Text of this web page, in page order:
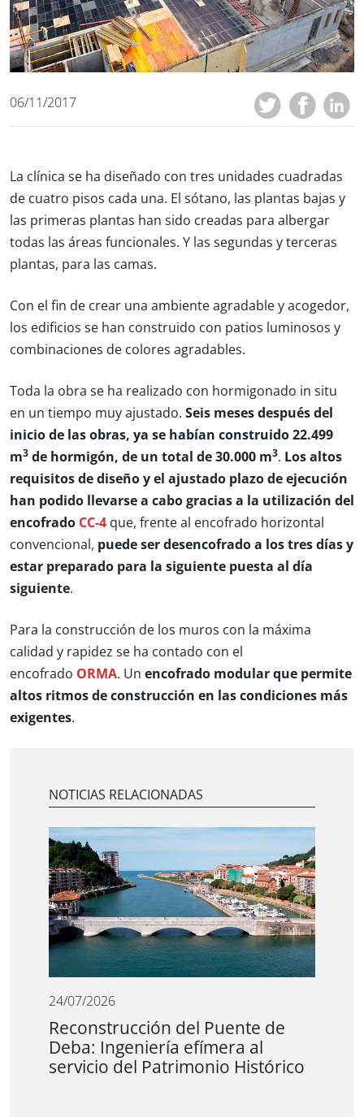
06/11/2017
La clínica se ha diseñado con tres unidades cuadradas
de cuatro pisos cada una. El sótano, las plantas bajas y
las primeras plantas han sido creadas para albergar
todas las áreas funcionales. Y las segundas y terceras
plantas, para las camas.
Con el fin de crear una ambiente agradable y acogedor,
los edificios se han construido con patios luminosos y
combinaciones de colores agradables.
Toda la obra se ha realizado con hormigonado in situ
en un tiempo muy ajustado. Seis meses después del
inicio de las obras, ya se habían construido 22.499
m3 de hormigón, de un total de 30.000 m3. Los altos
requisitos de diseño y el ajustado plazo de ejecución
han podido llevarse a cabo gracias a la utilización del
encofrado CC-4 que, frente al encofrado horizontal
convencional, puede ser desencofrado a los tres días y
estar preparado para la siguiente puesta al día
siguiente.
Para la construcción de los muros con la máxima
calidad y rapidez se ha contado con el
encofrado ORMA. Un encofrado modular que permite
altos ritmos de construcción en las condiciones más
exigentes.
NOTICIAS RELACIONADAS
24/07/2026
Reconstrucción del Puente de
Deba: Ingeniería efímera al
servicio del Patrimonio Histórico